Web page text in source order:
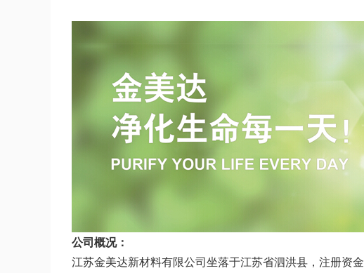
公司概况：
江苏金美达新材料有限公司坐落于江苏省泗洪县，注册资